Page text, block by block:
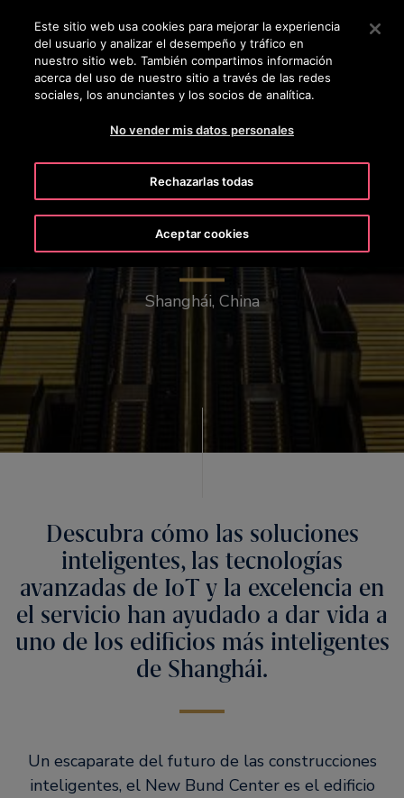
Pulse Intro para saltar al contenido principal
BUSCAR
New Bund Center
Shanghái, China
Descubra cómo las soluciones
inteligentes, las tecnologías
avanzadas de IoT y la excelencia en
el servicio han ayudado a dar vida a
uno de los edificios más inteligentes
de Shanghái.
Un escaparate del futuro de las construcciones
inteligentes, el New Bund Center es el edificio
Este sitio web usa cookies para mejorar la experiencia
del usuario y analizar el desempeño y tráfico en
nuestro sitio web. También compartimos información
acerca del uso de nuestro sitio a través de las redes
sociales, los anunciantes y los socios de analítica.
No vender mis datos personales
Rechazarlas todas
Aceptar cookies